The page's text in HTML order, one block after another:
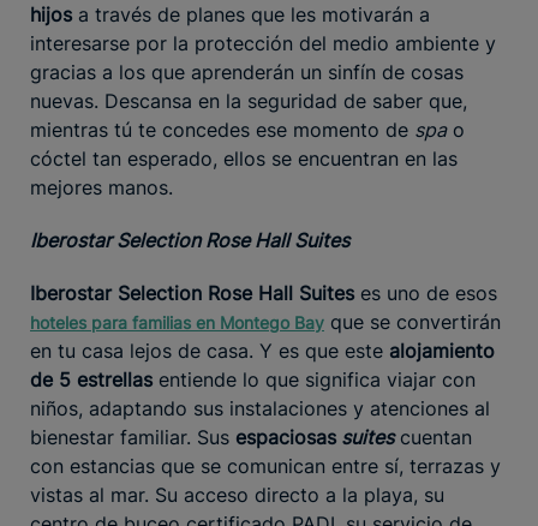
hijos a través de planes que les motivarán a
interesarse por la protección del medio ambiente y
gracias a los que aprenderán un sinfín de cosas
nuevas. Descansa en la seguridad de saber que,
mientras tú te concedes ese momento de spao
cóctel tan esperado, ellos se encuentran en las
mejores manos.
Iberostar Selection Rose Hall Suites
Iberostar Selection Rose Hall Suites es uno de esos
hoteles para familias en Montego Bay que se convertirán
en tu casa lejos de casa. Y es que este alojamiento
de 5 estrellas entiende lo que significa viajar con
niños, adaptando sus instalaciones y atenciones al
bienestar familiar. Sus espaciosas suitescuentan
con estancias que se comunican entre sí, terrazas y
vistas al mar. Su acceso directo a la playa, su